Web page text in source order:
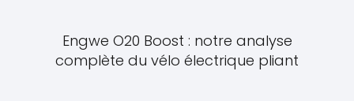
Engwe O20 Boost : notre analyse
complète du vélo électrique pliant